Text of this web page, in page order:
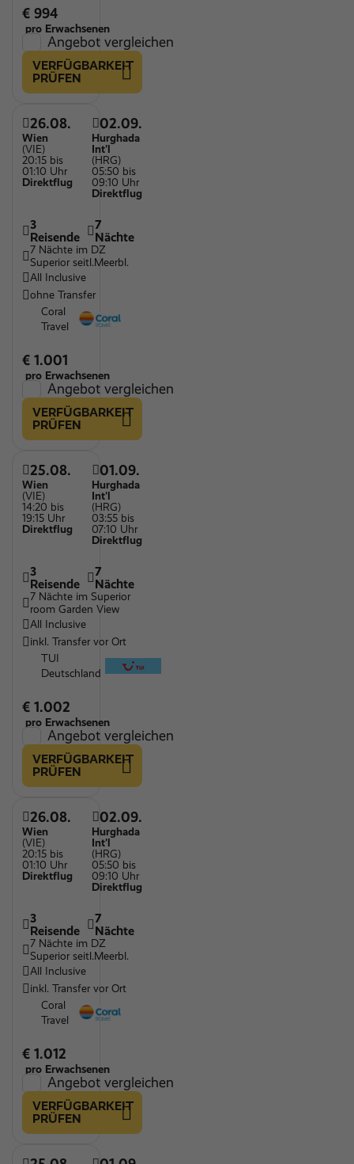
€ 994
pro Erwachsenen
Angebot vergleichen
VERFÜGBARKEIT
PRÜFEN
26.08.
Wien
(VIE)
20:15 bis
01:10 Uhr
Direktflug
02.09.
Hurghada
Int'l
(HRG)
05:50 bis
09:10 Uhr
Direktflug
3
Reisende
7
Nächte
7 Nächte im DZ
Superior seitl.Meerbl.
All Inclusive
ohne Transfer
Coral
Travel
€ 1.001
pro Erwachsenen
Angebot vergleichen
VERFÜGBARKEIT
PRÜFEN
25.08.
Wien
(VIE)
14:20 bis
19:15 Uhr
Direktflug
01.09.
Hurghada
Int'l
(HRG)
03:55 bis
07:10 Uhr
Direktflug
3
Reisende
7
Nächte
7 Nächte im Superior
room Garden View
All Inclusive
inkl. Transfer vor Ort
TUI
Deutschland
€ 1.002
pro Erwachsenen
Angebot vergleichen
VERFÜGBARKEIT
PRÜFEN
26.08.
Wien
(VIE)
20:15 bis
01:10 Uhr
Direktflug
02.09.
Hurghada
Int'l
(HRG)
05:50 bis
09:10 Uhr
Direktflug
3
Reisende
7
Nächte
7 Nächte im DZ
Superior seitl.Meerbl.
All Inclusive
inkl. Transfer vor Ort
Coral
Travel
€ 1.012
pro Erwachsenen
Angebot vergleichen
VERFÜGBARKEIT
PRÜFEN